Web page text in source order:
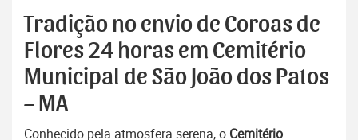
Tradição no envio de Coroas de
Flores 24 horas em Cemitério
Municipal de São João dos Patos
– MA
Conhecido pela atmosfera serena, o Cemitério